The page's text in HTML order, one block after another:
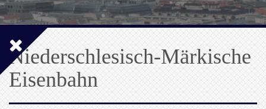
Niederschlesisch-Märkische
Eisenbahn